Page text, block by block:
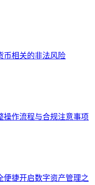
币相关的非法风险
操作流程与合规注意事项
便捷开启数字资产管理之